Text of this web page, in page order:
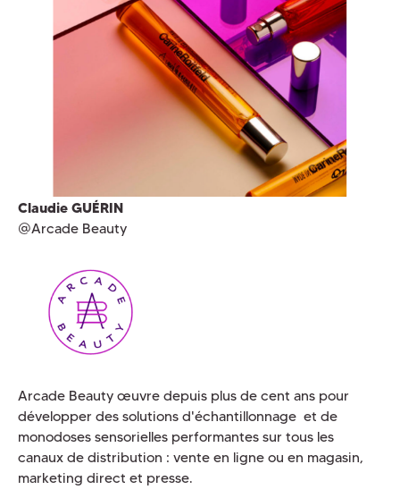
Claudie GUÉRIN
@Arcade Beauty
Arcade Beauty œuvre depuis plus de cent ans pour
développer des solutions d'échantillonnage et de
monodoses sensorielles performantes sur tous les
canaux de distribution : vente en ligne ou en magasin,
marketing direct et presse.